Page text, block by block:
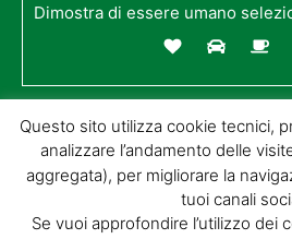
Dimostra di essere umano
Questo sito utilizza cookie tecnici,
analizzare l’andamento delle
aggregata), per migliorare la
tuoi canali
Se vuoi approfondire l’utilizzo dei